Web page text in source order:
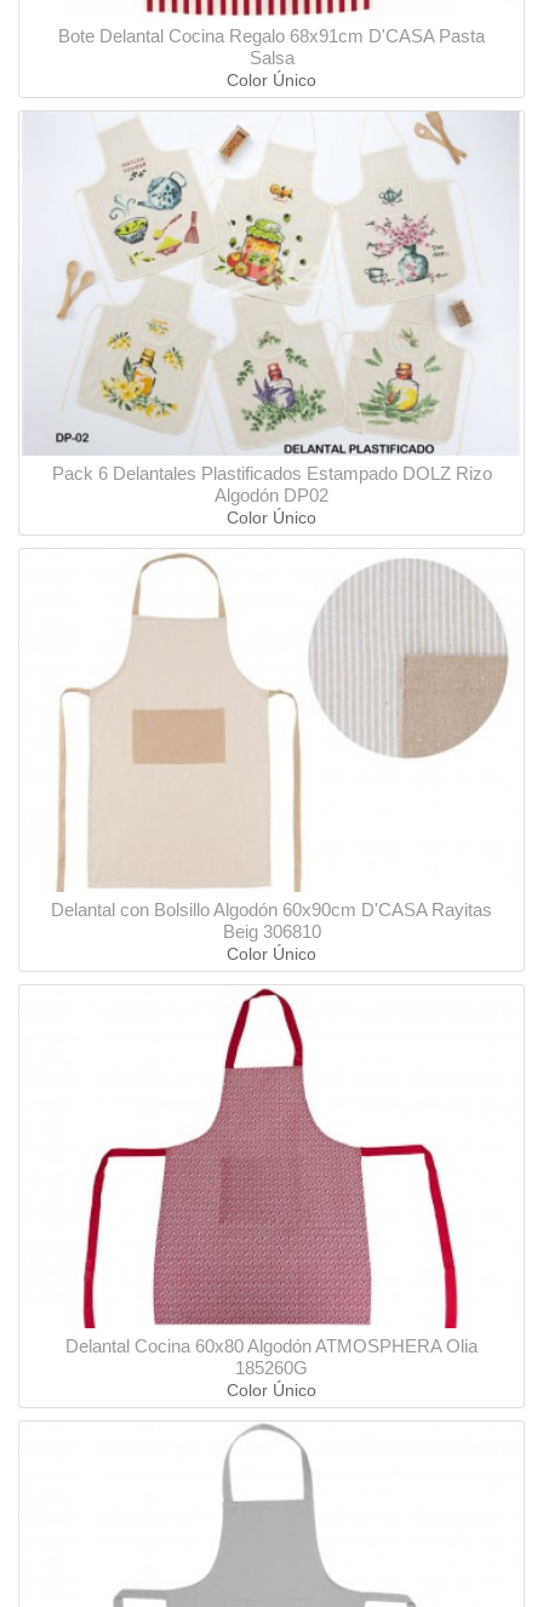
Bote Delantal Cocina Regalo 68x91cm D'CASA Pasta
Salsa
Color Único
Pack 6 Delantales Plastificados Estampado DOLZ Rizo
Algodón DP02
Color Único
Delantal con Bolsillo Algodón 60x90cm D'CASA Rayitas
Beig 306810
Color Único
Delantal Cocina 60x80 Algodón ATMOSPHERA Olia
185260G
Color Único